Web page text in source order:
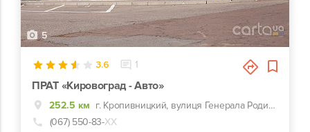
5
3.6 1
ПРАТ «Кировоград - Авто»
252.5 км
г. Кропивницкий, вулиця Генерала Родимцева, 123
(067) 550-83-ХХ